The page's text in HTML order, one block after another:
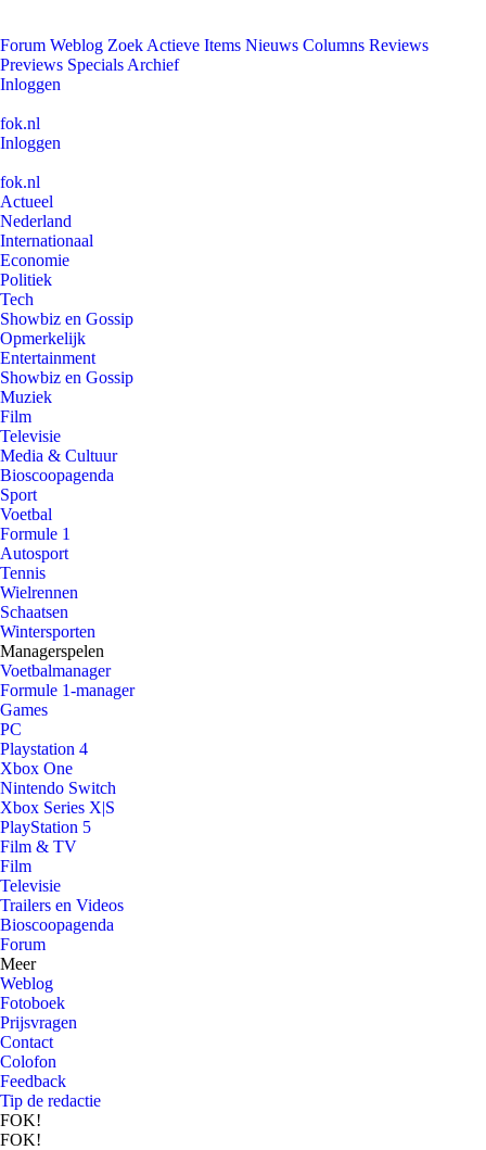
Forum Weblog Zoek Actieve Items Nieuws Columns Reviews
Previews Specials Archief
Inloggen
fok.nl
Inloggen
fok.nl
Actueel
Nederland
Internationaal
Economie
Politiek
Tech
Showbiz en Gossip
Opmerkelijk
Entertainment
Showbiz en Gossip
Muziek
Film
Televisie
Media & Cultuur
Bioscoopagenda
Sport
Voetbal
Formule 1
Autosport
Tennis
Wielrennen
Schaatsen
Wintersporten
Managerspelen
Voetbalmanager
Formule 1-manager
Games
PC
Playstation 4
Xbox One
Nintendo Switch
Xbox Series X|S
PlayStation 5
Film & TV
Film
Televisie
Trailers en Videos
Bioscoopagenda
Forum
Meer
Weblog
Fotoboek
Prijsvragen
Contact
Colofon
Feedback
Tip de redactie
FOK!
FOK!